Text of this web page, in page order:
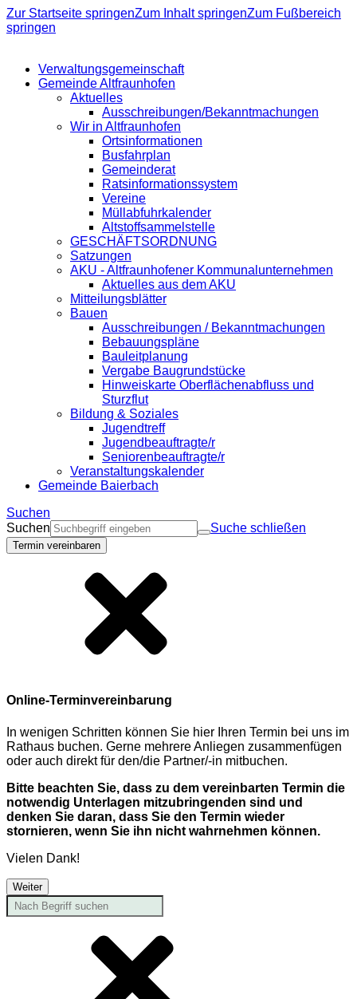
Zur Startseite springenZum Inhalt springenZum Fußbereich
springen
Verwaltungsgemeinschaft
Gemeinde Altfraunhofen
Aktuelles
Ausschreibungen/Bekanntmachungen
Wir in Altfraunhofen
Ortsinformationen
Busfahrplan
Gemeinderat
Ratsinformationssystem
Vereine
Müllabfuhrkalender
Altstoffsammelstelle
GESCHÄFTSORDNUNG
Satzungen
AKU - Altfraunhofener Kommunalunternehmen
Aktuelles aus dem AKU
Mitteilungsblätter
Bauen
Ausschreibungen / Bekanntmachungen
Bebauungspläne
Bauleitplanung
Vergabe Baugrundstücke
Hinweiskarte Oberflächenabfluss und
Sturzflut
Bildung & Soziales
Jugendtreff
Jugendbeauftragte/r
Seniorenbeauftragte/r
Veranstaltungskalender
Gemeinde Baierbach
Suchen
Suchen
Suche schließen
Termin vereinbaren
Online-Terminvereinbarung
In wenigen Schritten können Sie hier Ihren Termin bei uns im
Rathaus buchen. Gerne mehrere Anliegen zusammenfügen
oder auch direkt für den/die Partner/-in mitbuchen.
Bitte beachten Sie, dass zu dem vereinbarten Termin die
notwendig Unterlagen mitzubringenden sind und
denken Sie daran, dass Sie den Termin wieder
stornieren, wenn Sie ihn nicht wahrnehmen können.
Vielen Dank!
Weiter